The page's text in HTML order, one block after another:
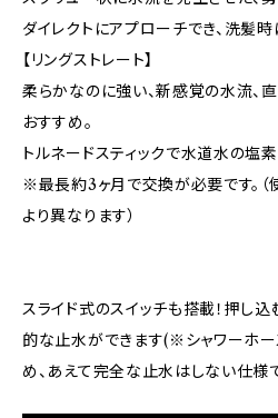
ダイレクトにアプローチでき、洗髪時
【リングストレート】
柔らかなのに強い、新感覚の水流、
おすすめ。
トルネードスティックで水道水の塩
※最長約3ヶ月で交換が必要です。（
より異なります）
スライド式のスイッチも搭載！押し
的な止水ができます(※シャワーホ
め、あえて完全な止水はしない仕様